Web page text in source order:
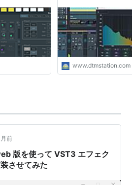
www.dtmstation.com
前
版を使って VST3 エフェク
させてみた